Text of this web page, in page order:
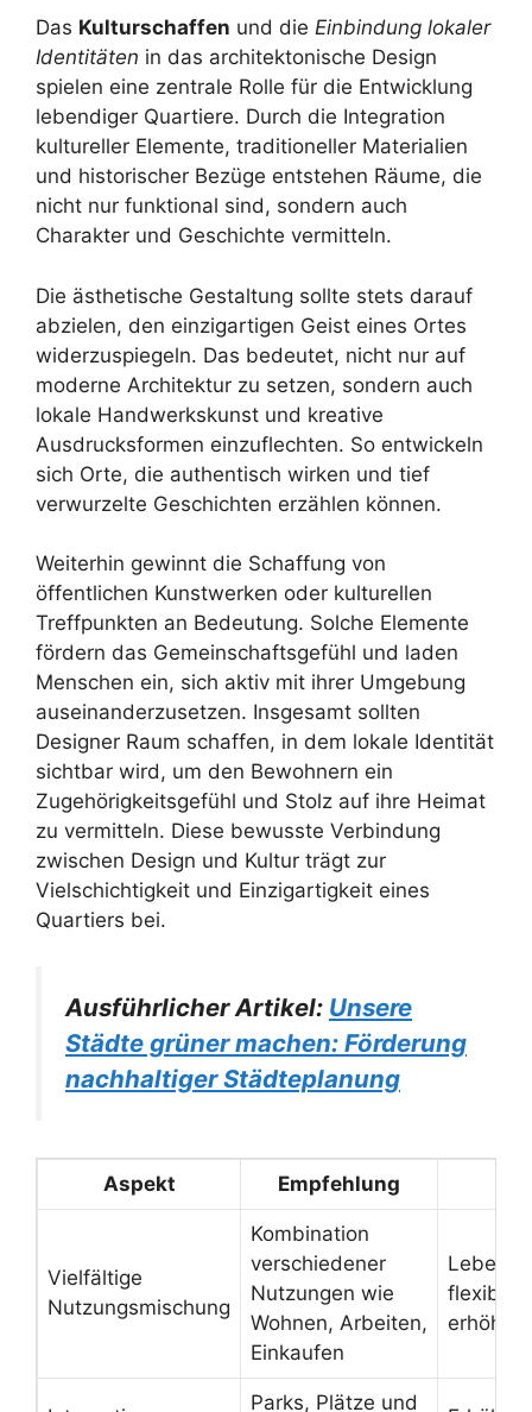
Das Kulturschaffen und die Einbindung lokaler
Identitäten in das architektonische Design
spielen eine zentrale Rolle für die Entwicklung
lebendiger Quartiere. Durch die Integration
kultureller Elemente, traditioneller Materialien
und historischer Bezüge entstehen Räume, die
nicht nur funktional sind, sondern auch
Charakter und Geschichte vermitteln.
Die ästhetische Gestaltung sollte stets darauf
abzielen, den einzigartigen Geist eines Ortes
widerzuspiegeln. Das bedeutet, nicht nur auf
moderne Architektur zu setzen, sondern auch
lokale Handwerkskunst und kreative
Ausdrucksformen einzuflechten. So entwickeln
sich Orte, die authentisch wirken und tief
verwurzelte Geschichten erzählen können.
Weiterhin gewinnt die Schaffung von
öffentlichen Kunstwerken oder kulturellen
Treffpunkten an Bedeutung. Solche Elemente
fördern das Gemeinschaftsgefühl und laden
Menschen ein, sich aktiv mit ihrer Umgebung
auseinanderzusetzen. Insgesamt sollten
Designer Raum schaffen, in dem lokale Identität
sichtbar wird, um den Bewohnern ein
Zugehörigkeitsgefühl und Stolz auf ihre Heimat
zu vermitteln. Diese bewusste Verbindung
zwischen Design und Kultur trägt zur
Vielschichtigkeit und Einzigartigkeit eines
Quartiers bei.
Ausführlicher Artikel: Unsere
Städte grüner machen: Förderung
nachhaltiger Städteplanung
Aspekt Empfehlung
Vielfältige
Nutzungsmischung
Kombination
verschiedener
Nutzungen wie
Wohnen, Arbeiten,
Einkaufen
flexible
erhöhte
Parks, Plätze und